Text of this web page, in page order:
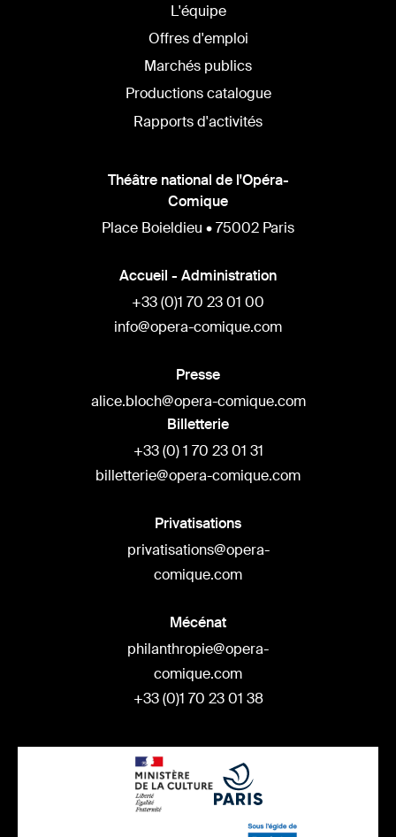
L'équipe
Offres d'emploi
Marchés publics
Productions catalogue
Rapports d'activités
Théâtre national de l'Opéra-
Comique
Place Boieldieu • 75002 Paris
Accueil - Administration
+33 (0)1 70 23 01 00
info@opera-comique.com
Presse
alice.bloch@opera-comique.com
Billetterie
+33 (0) 1 70 23 01 31
billetterie@opera-comique.com
Privatisations
privatisations@opera-
comique.com
Mécénat
philanthropie@opera-
comique.com
+33 (0)1 70 23 01 38